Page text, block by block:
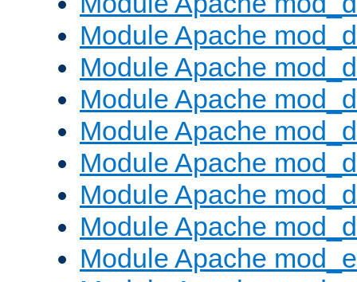
Module Apache
Module Apache
Module Apache
Module Apache
Module Apache
Module Apache
Module Apache
Module Apache